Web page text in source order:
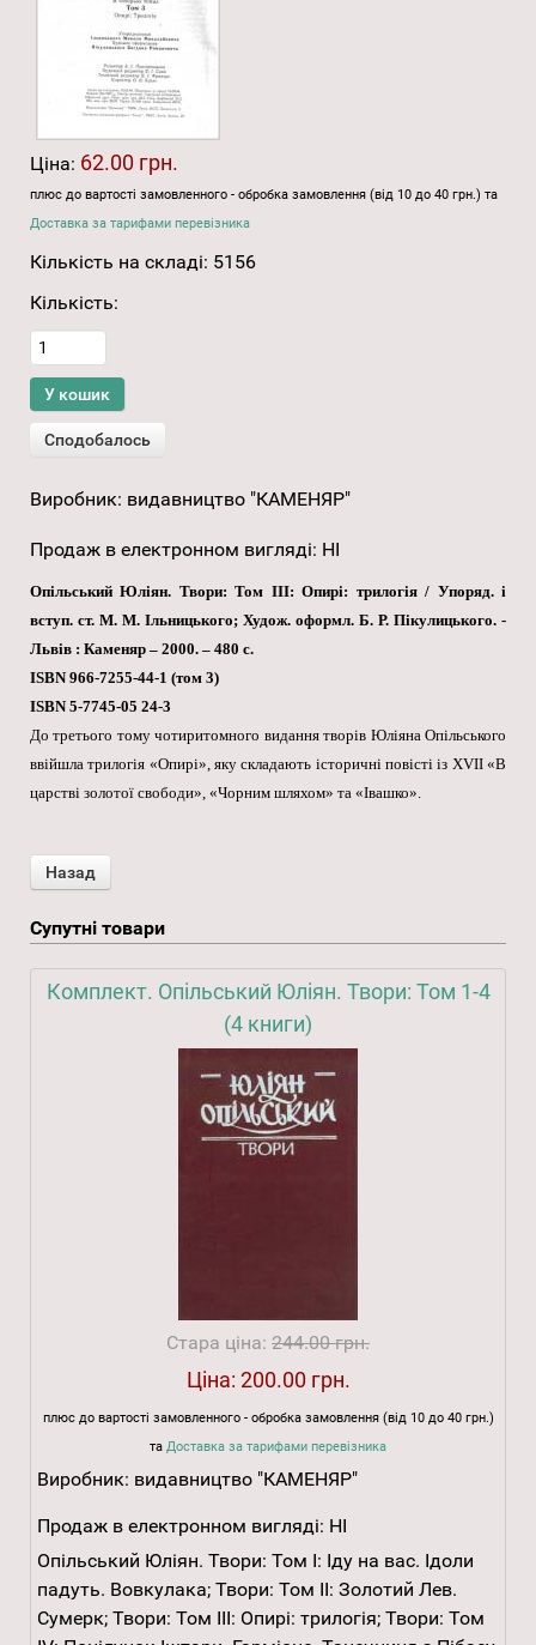
Ціна: 62.00 грн.
плюс до вартості замовленного - обробка замовлення (від 10 до 40 грн.) та
Доставка за тарифами перевізника
Кількість на складі: 5156
Кількість:
Виробник: видавництво "КАМЕНЯР"
Продаж в електронном вигляді: НІ
Опільський Юліян. Твори: Том ІІІ: Опирі: трилогія / Упоряд. і
вступ. ст. М. М. Ільницького; Худож. оформл. Б. Р. Пікулицького. -
Львів : Каменяр – 2000. – 480 с.
ISBN 966-7255-44-1 (том 3)
ISBN 5-7745-05 24-3
До третього тому чотиритомного видання творів Юліяна Опільського
ввійшла трилогія «Опирі», яку складають історичні повісті із ХVІІ «В
царстві золотої свободи», «Чорним шляхом» та «Івашко».
Супутні товари
Комплект. Опільський Юліян. Твори: Том 1-4
(4 книги)
Стара ціна: 244.00 грн.
Ціна: 200.00 грн.
плюс до вартості замовленного - обробка замовлення (від 10 до 40 грн.)
та Доставка за тарифами перевізника
Виробник: видавництво "КАМЕНЯР"
Продаж в електронном вигляді: НІ
Опільський Юліян. Твори: Том І: Іду на вас. Ідоли
падуть. Вовкулака; Твори: Том ІІ: Золотий Лев.
Сумерк; Твори: Том ІІІ: Опирі: трилогія; Твори: Том